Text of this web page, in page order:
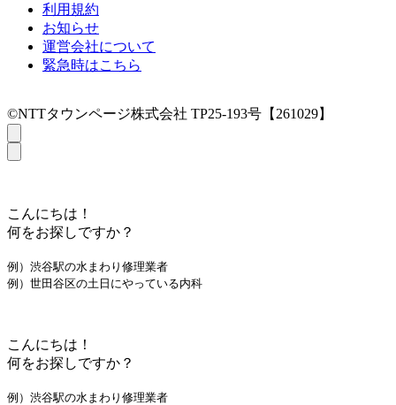
利用規約
お知らせ
運営会社について
緊急時はこちら
©NTTタウンページ株式会社 TP25-193号【261029】
こんにちは！
何をお探しですか？
例）渋谷駅の水まわり修理業者
例）世田谷区の土日にやっている内科
こんにちは！
何をお探しですか？
例）渋谷駅の水まわり修理業者